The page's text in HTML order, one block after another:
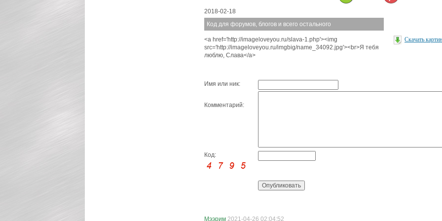
2018-02-18
Код для форумов, блогов и всего остального
<a href='http://imageloveyou.ru/slava-1.php'><img
src='http://imageloveyou.ru/imgbig/name_34092.jpg'><br>Я тебя
люблю, Слава</a>
Скачать
Имя или ник:
Комментарий:
Код:
Мээрим 2021-04-26 02:04:52